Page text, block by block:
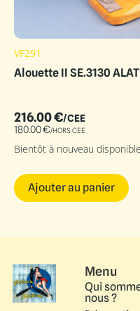
VF291
Alouette II SE.3130 ALAT
216.00€/CEE
180.00€/HORS CEE
Bientôt à nouveau disponible
Ajouter au panier
Menu
Qui
nous ?